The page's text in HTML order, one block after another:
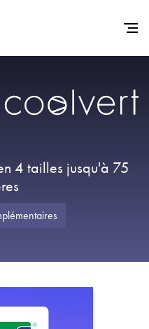
4 tailles jusqu'à 75
Home
Durabilité
Actualité
À propos
Contact